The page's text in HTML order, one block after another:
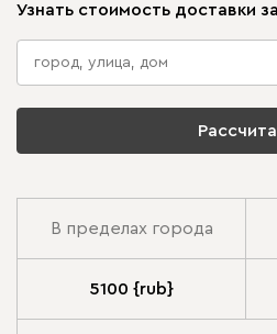
Узнать стоимость доставки
В пределах города
5100 {rub}